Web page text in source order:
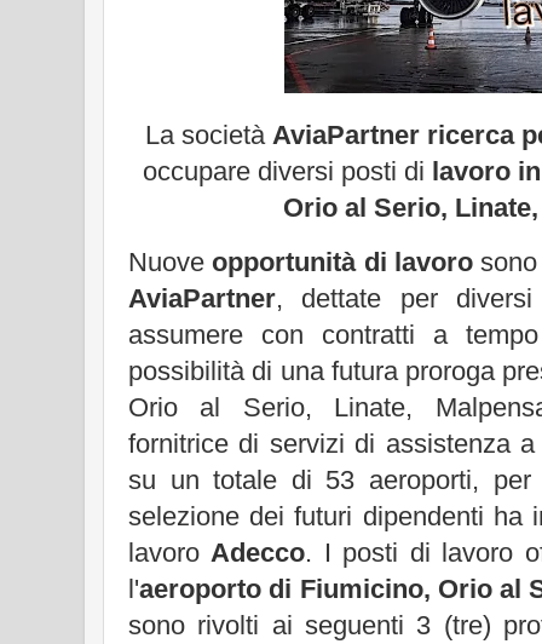
La società AviaPartner ricerca
occupare diversi posti di lavoro
Orio al Serio,
Nuove opportunità di lavorosono
AviaPartner, dettate per
assumere con contratti a
possibilità di una futura proroga
Orio al Serio, Linate,
fornitrice di servizi di assistenza
su un totale di 53 aeroporti, per
selezione dei futuri dipendenti ha
lavoro Adecco. I posti di lavoro
l'aeroporto di Fiumicino, Orio al
sono rivolti ai seguenti 3 (tre)